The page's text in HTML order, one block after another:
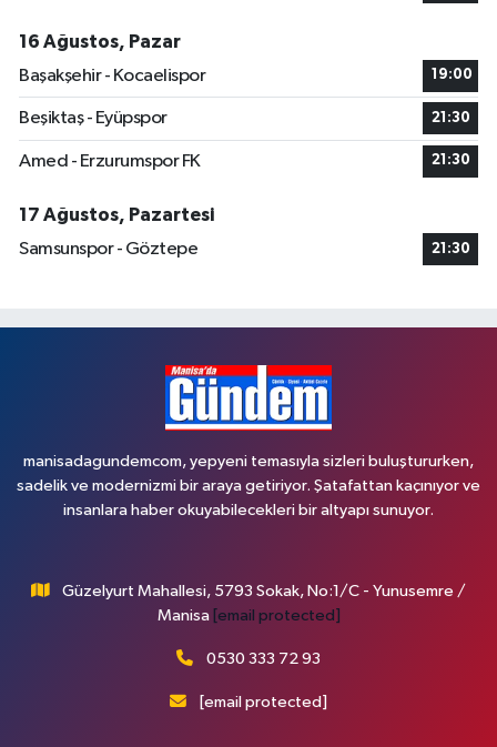
16 Ağustos, Pazar
Başakşehir - Kocaelispor
19:00
Beşiktaş - Eyüpspor 21:30
Amed - Erzurumspor FK 21:30
17 Ağustos, Pazartesi
Samsunspor - Göztepe
21:30
manisadagundemcom, yepyeni temasıyla sizleri buluştururken,
sadelik ve modernizmi bir araya getiriyor. Şatafattan kaçınıyor ve
insanlara haber okuyabilecekleri bir altyapı sunuyor.
Güzelyurt Mahallesi, 5793 Sokak, No:1/C - Yunusemre /
Manisa [email protected]
0530 333 72 93
[email protected]